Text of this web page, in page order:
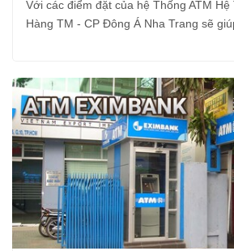
Với các điểm đặt của hệ Thống ATM Hệ
Hàng TM - CP Đông Á Nha Trang sẽ